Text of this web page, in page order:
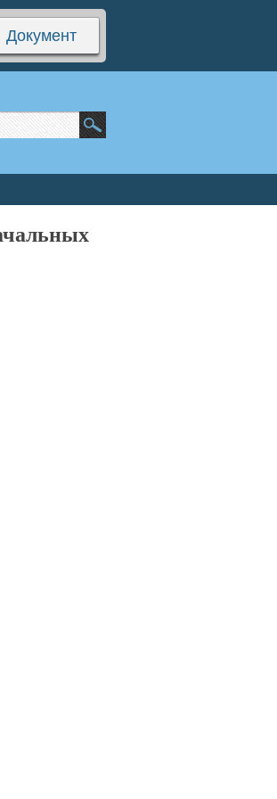
Документ